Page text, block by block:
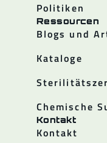
Politiken
Ressourcen
Blogs und
Kataloge
Chemische
Kontakt
Kontakt